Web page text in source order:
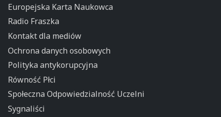
Europejska Karta Naukowca
Radio Fraszka
Kontakt dla mediów
Ochrona danych osobowych
Polityka antykorupcyjna
Równość Płci
Społeczna Odpowiedzialność Uczelni
Sygnaliści